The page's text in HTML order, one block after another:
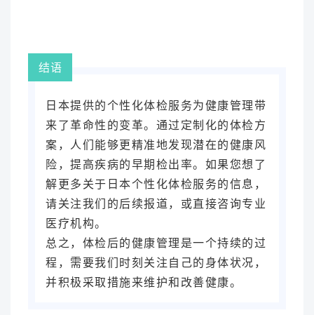
结语
日本提供的个性化体检服务为健康管理带
来了革命性的变革。通过定制化的体检方
案，人们能够更精准地发现潜在的健康风
险，提高疾病的早期检出率。如果您想了
解更多关于日本个性化体检服务的信息，
请关注我们的后续报道，或直接咨询专业
医疗机构。
总之，体检后的健康管理是一个持续的过
程，需要我们时刻关注自己的身体状况，
并积极采取措施来维护和改善健康。